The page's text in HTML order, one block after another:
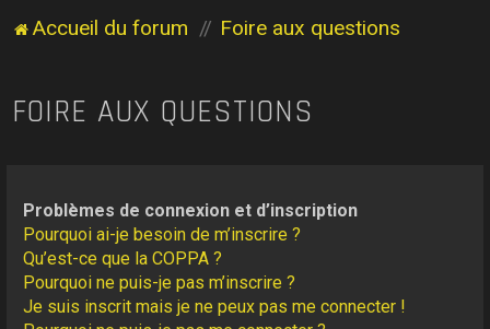
Accueil du forum Foire aux questions
FOIRE AUX QUESTIONS
Problèmes de connexion et d’inscription
Pourquoi ai-je besoin de m’inscrire ?
Qu’est-ce que la COPPA ?
Pourquoi ne puis-je pas m’inscrire ?
Je suis inscrit mais je ne peux pas me connecter !